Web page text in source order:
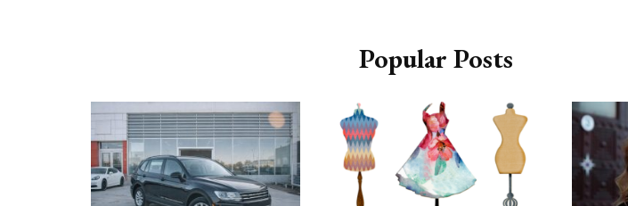
Popular Posts